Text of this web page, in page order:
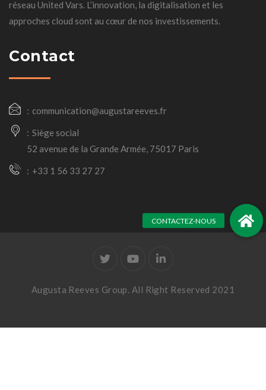
réseau United Vars. L’innovation, la digitalisation et les
approches cloud sont au cœur de nos investissements.
Contact
communication@augustareeves.fr
Siège social
52 avenue de la Grande Armée, 75017 Paris
+33 1 56 33 27 27
Augusta Reeves Group. All Right Reserved 2021